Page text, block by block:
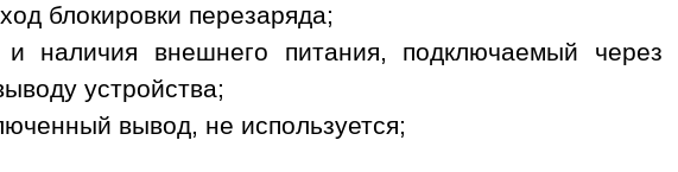
блокировки перезаряда;
наличия внешнего питания, подключаемый через
устройства;
вывод, не используется;